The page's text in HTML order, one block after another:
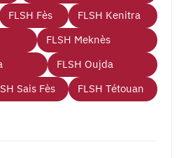
FLSH Fès
FLSH Kenitra
FLSH Meknès
FLSH Oujda
Sais Fès FLSH Tétouan